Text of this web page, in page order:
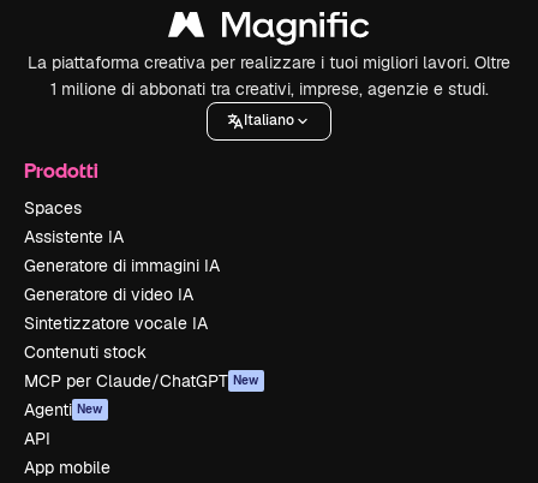
La piattaforma creativa per realizzare i tuoi migliori lavori. Oltre
1 milione di abbonati tra creativi, imprese, agenzie e studi.
Italiano
Prodotti
Spaces
Assistente IA
Generatore di immagini IA
Generatore di video IA
Sintetizzatore vocale IA
Contenuti stock
MCP per Claude/ChatGPT New
Agenti New
API
App mobile